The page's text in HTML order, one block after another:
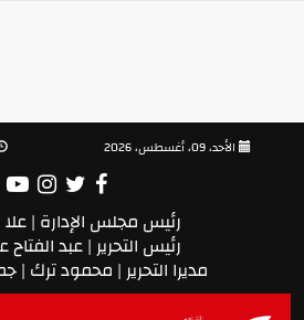
رئيس مجلس الإدارة |
رئيس التحرير | عبد الفتاح
مديرا التحرير | محمود ترك |